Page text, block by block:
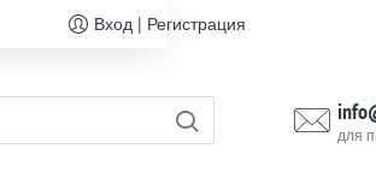
Вход | Регистрация
для